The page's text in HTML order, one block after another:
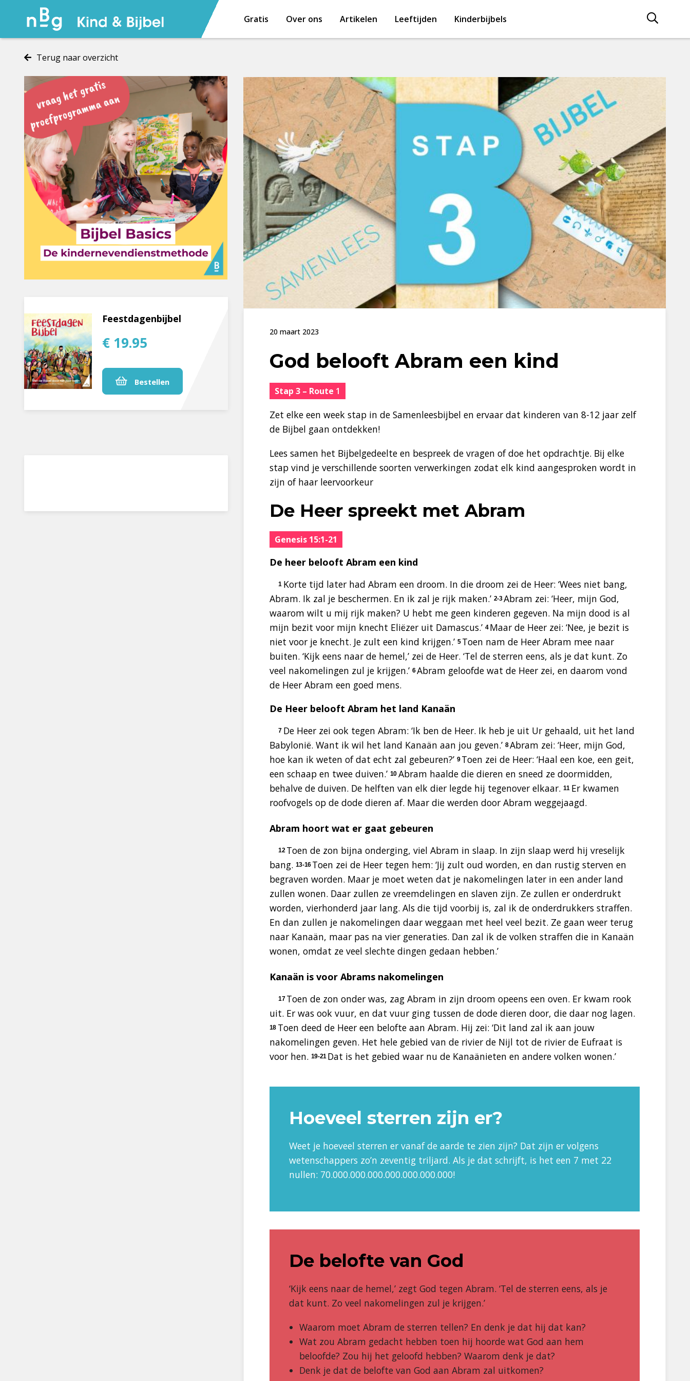
Gratis Over ons Artikelen Leeftijden Kinderbijbels
Terug naar overzicht
Feestdagenbijbel
€ 19.95
Bestellen
20 maart 2023
God belooft Abram een kind
Stap 3 – Route 1
Zet elke een week stap in de Samenleesbijbel en ervaar dat kinderen van 8-12 jaar zelf
de Bijbel gaan ontdekken!
Lees samen het Bijbelgedeelte en bespreek de vragen of doe het opdrachtje. Bij elke
stap vind je verschillende soorten verwerkingen zodat elk kind aangesproken wordt in
zijn of haar leervoorkeur
De Heer spreekt met Abram
Genesis 15:1-21
De heer belooft Abram een kind
1 Korte tijd later had Abram een droom. In die droom zei de Heer: ‘Wees niet bang,
Abram. Ik zal je beschermen. En ik zal je rijk maken.’ 2-3Abram zei: ‘Heer, mijn God,
waarom wilt u mij rijk maken? U hebt me geen kinderen gegeven. Na mijn dood is al
mijn bezit voor mijn knecht Eliëzer uit Damascus.’ 4 Maar de Heer zei: ‘Nee, je bezit is
niet voor je knecht. Je zult een kind krijgen.’ 5 Toen nam de Heer Abram mee naar
buiten. ‘Kijk eens naar de hemel,’ zei de Heer. ‘Tel de sterren eens, als je dat kunt. Zo
veel nakomelingen zul je krijgen.’ 6Abram geloofde wat de Heer zei, en daarom vond
de Heer Abram een goed mens.
De Heer belooft Abram het land Kanaän
7 De Heer zei ook tegen Abram: ‘Ik ben de Heer. Ik heb je uit Ur gehaald, uit het land
Babylonië. Want ik wil het land Kanaän aan jou geven.’ 8Abram zei: ‘Heer, mijn God,
hoe kan ik weten of dat echt zal gebeuren?’ 9 Toen zei de Heer: ‘Haal een koe, een geit,
een schaap en twee duiven.’ 10 Abram haalde die dieren en sneed ze doormidden,
behalve de duiven. De helften van elk dier legde hij tegenover elkaar. 11 Er kwamen
roofvogels op de dode dieren af. Maar die werden door Abram weggejaagd.
Abram hoort wat er gaat gebeuren
12 Toen de zon bijna onderging, viel Abram in slaap. In zijn slaap werd hij vreselijk
bang. 13-16 Toen zei de Heer tegen hem: ‘Jij zult oud worden, en dan rustig sterven en
begraven worden. Maar je moet weten dat je nakomelingen later in een ander land
zullen wonen. Daar zullen ze vreemdelingen en slaven zijn. Ze zullen er onderdrukt
worden, vierhonderd jaar lang. Als die tijd voorbij is, zal ik de onderdrukkers straffen.
En dan zullen je nakomelingen daar weggaan met heel veel bezit. Ze gaan weer terug
naar Kanaän, maar pas na vier generaties. Dan zal ik de volken straffen die in Kanaän
wonen, omdat ze veel slechte dingen gedaan hebben.’
Kanaän is voor Abrams nakomelingen
17 Toen de zon onder was, zag Abram in zijn droom opeens een oven. Er kwam rook
uit. Er was ook vuur, en dat vuur ging tussen de dode dieren door, die daar nog lagen.
18 Toen deed de Heer een belofte aan Abram. Hij zei: ‘Dit land zal ik aan jouw
nakomelingen geven. Het hele gebied van de rivier de Nijl tot de rivier de Eufraat is
voor hen. 19-21 Dat is het gebied waar nu de Kanaänieten en andere volken wonen.’
Hoeveel sterren zijn er?
Weet je hoeveel sterren er vanaf de aarde te zien zijn? Dat zijn er volgens
wetenschappers zo’n zeventig triljard. Als je dat schrijft, is het een 7 met 22
nullen: 70.000.000.000.000.000.000.000!
De belofte van God
‘Kijk eens naar de hemel,’ zegt God tegen Abram. ‘Tel de sterren eens, als je
dat kunt. Zo veel nakomelingen zul je krijgen.’
Waarom moet Abram de sterren tellen? En denk je dat hij dat kan?
Wat zou Abram gedacht hebben toen hij hoorde wat God aan hem
beloofde? Zou hij het geloofd hebben? Waarom denk je dat?
Denk je dat de belofte van God aan Abram zal uitkomen?